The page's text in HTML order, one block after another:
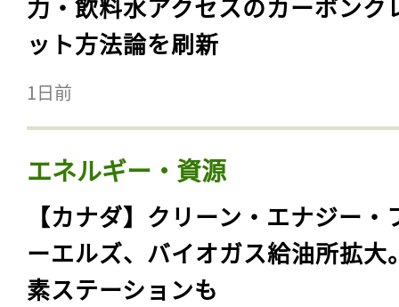
力・飲料水アクセスのカーボンク
ット方法論を刷新
1日前
エネルギー・資源
【カナダ】クリーン・エナジー・
ーエルズ、バイオガス給油所拡大
素ステーションも